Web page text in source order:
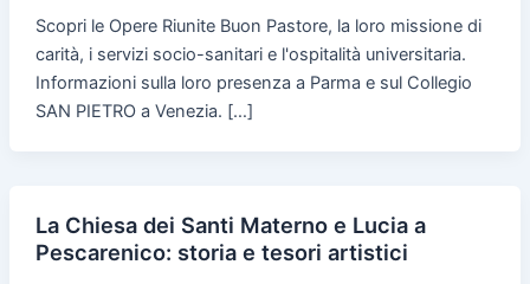
Scopri le Opere Riunite Buon Pastore, la loro missione di
carità, i servizi socio-sanitari e l'ospitalità universitaria.
Informazioni sulla loro presenza a Parma e sul Collegio
SAN PIETRO a Venezia. […]
La Chiesa dei Santi Materno e Lucia a
Pescarenico: storia e tesori artistici